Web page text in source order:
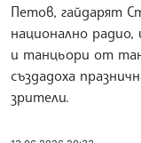
Петов, гайдарят
национално радио,
и танцьори от
създадоха
зрители.